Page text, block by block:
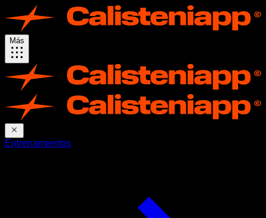
Más
Entrenamientos